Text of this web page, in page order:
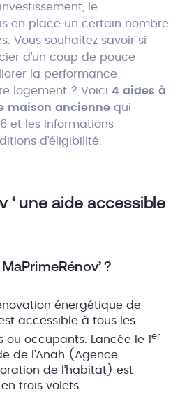
le
en place un certain nombre
Vous souhaitez savoir si
d’un coup de pouce
la performance
logement ? Voici 4 aides à
maison ancienne qui
et les informations
d’éligibilité.
‘ une aide accessible
?
énergétique de
est accessible à tous les
ou occupants. Lancée le 1er
de l’Anah (Agence
de l’habitat) est
trois volets :